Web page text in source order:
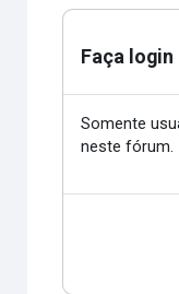
Faça
Somente
neste fórum.